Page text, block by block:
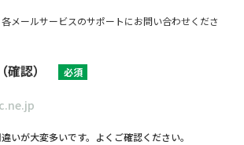
メールサービスのサポートにお問い合わせくださ
認） 必須
いが大変多いです。よくご確認ください。